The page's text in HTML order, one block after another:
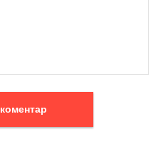
Залишити коментар